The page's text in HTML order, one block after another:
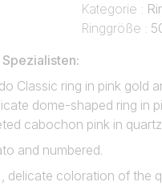
Kategorie :
Ringgröße :
Classic ring in pink gold
dome-shaped ring in
cabochon pink in
and numbered.
, delicate coloration of the